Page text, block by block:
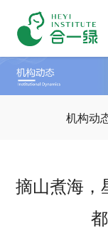
机构动
摘山煮海，